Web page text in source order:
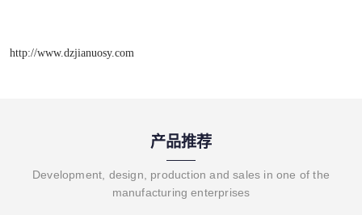
http://www.dzjianuosy.com
产品推荐
Development, design, production and sales in one of the
manufacturing enterprises